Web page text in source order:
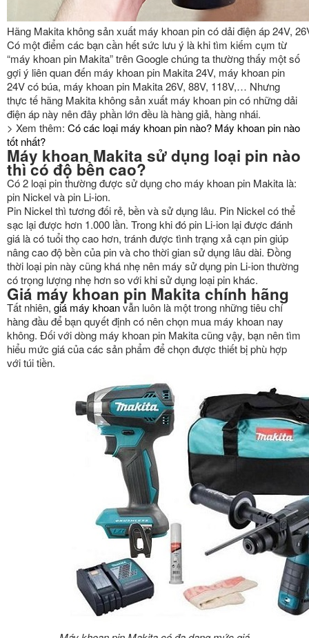
Hãng Makita không sản xuất máy khoan pin có dải điện áp 24V,
Có một điểm các bạn cần hết sức lưu ý là khi tìm kiếm cụm từ
“máy khoan pin Makita” trên Google chúng ta thường thấy một số
gợi ý liên quan đến máy khoan pin Makita 24V, máy khoan pin
24V có búa, máy khoan pin Makita 26V, 88V, 118V,… Nhưng
thực tế hãng Makita không sản xuất máy khoan pin có những dải
điện áp này nên đây phần lớn đều là hàng giả, hàng nhái.
> Xem thêm: Có các loại máy khoan pin nào? Máy khoan pin nào
tốt nhất?
Máy khoan Makita sử dụng loại pin nào
thì có độ bền cao?
Có 2 loại pin thường được sử dụng cho máy khoan pin Makita là:
pin Nickel và pin Li-ion.
Pin Nickel thì tương đối rẻ, bền và sử dụng lâu. Pin Nickel có thể
sạc lại được hơn 1.000 lần. Trong khi đó pin Li-ion lại được đánh
giá là có tuổi thọ cao hơn, tránh được tình trạng xả cạn pin giúp
nâng cao độ bền của pin và cho thời gian sử dụng lâu dài. Đồng
thời loại pin này cũng khá nhẹ nên máy sử dụng pin Li-ion thường
có trọng lượng nhẹ hơn so với khi sử dụng loại pin khác.
Giá máy khoan pin Makita chính hãng
Tất nhiên, giá máy khoanvẫn luôn là một trong những tiêu chí
hàng đầu để bạn quyết định có nên chọn mua máy khoan nay
không. Đối với dòng máy khoan pin Makita cũng vậy, bạn nên tìm
hiểu mức giá của các sản phẩm để chọn được thiết bị phù hợp
với túi tiền.